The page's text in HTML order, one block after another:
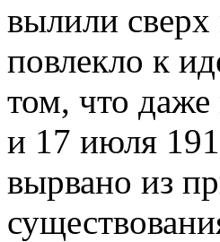
вылили
повлекло к
том, что
и 17 июля
вырвано из